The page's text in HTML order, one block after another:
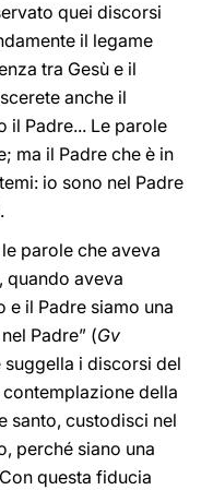
quei discorsi
il legame
tra Gesù e il
anche il
il Padre... Le parole
ma il Padre che è in
io sono nel Padre
parole che aveva
quando aveva
il Padre siamo una
Padre” (Gv
suggella i discorsi del
della
santo, custodisci nel
perché siano una
Con questa fiducia